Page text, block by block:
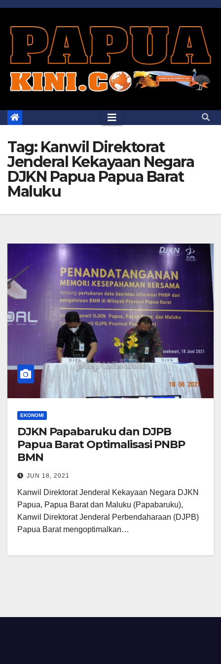
Skip
content
Tag: Kanwil Direktorat
Jenderal Kekayaan Negara
DJKN Papua Papua Barat
Maluku
EKONOMI
DJKN Papabaruku dan DJPB
Papua Barat Optimalisasi PNBP
BMN
JUN 18, 2021
Kanwil Direktorat Jenderal Kekayaan Negara DJKN
Papua, Papua Barat dan Maluku (Papabaruku),
Kanwil Direktorat Jenderal Perbendaharaan (DJPB)
Papua Barat mengoptimalkan…